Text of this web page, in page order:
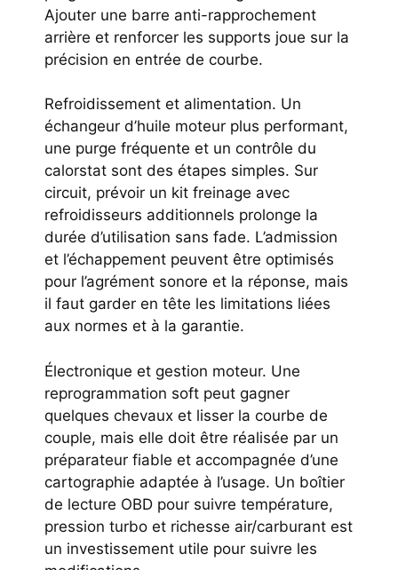
Ajouter une barre anti-rapprochement
arrière et renforcer les supports joue sur la
précision en entrée de courbe.
Refroidissement et alimentation. Un
échangeur d’huile moteur plus performant,
une purge fréquente et un contrôle du
calorstat sont des étapes simples. Sur
circuit, prévoir un kit freinage avec
refroidisseurs additionnels prolonge la
durée d’utilisation sans fade. L’admission
et l’échappement peuvent être optimisés
pour l’agrément sonore et la réponse, mais
il faut garder en tête les limitations liées
aux normes et à la garantie.
Électronique et gestion moteur. Une
reprogrammation soft peut gagner
quelques chevaux et lisser la courbe de
couple, mais elle doit être réalisée par un
préparateur fiable et accompagnée d’une
cartographie adaptée à l’usage. Un boîtier
de lecture OBD pour suivre température,
pression turbo et richesse air/carburant est
un investissement utile pour suivre les